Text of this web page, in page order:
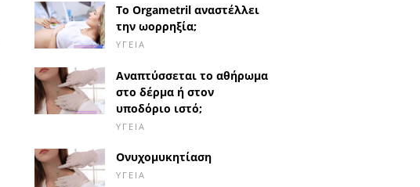
Το Orgametril αναστέλλει
την ωορρηξία;
ΥΓΕΊΑ
Αναπτύσσεται το αθήρωμα
στο δέρμα ή στον
υποδόριο ιστό;
ΥΓΕΊΑ
Ονυχομυκητίαση
ΥΓΕΊΑ